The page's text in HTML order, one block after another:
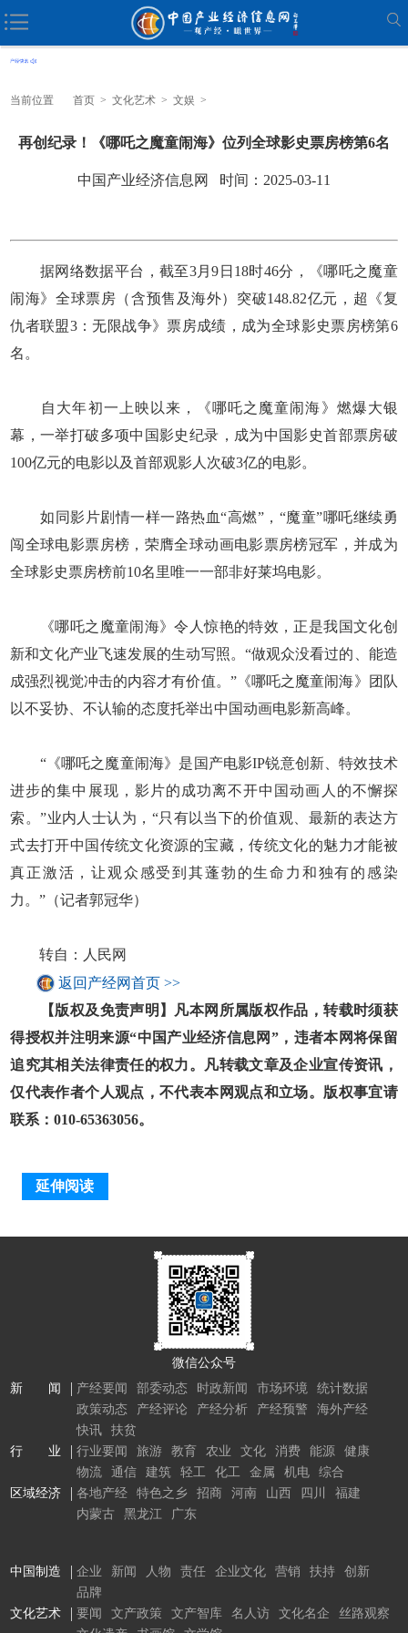
当前位置 首页 > 文化艺术 > 文娱 >
再创纪录！《哪吒之魔童闹海》位列全球影史票房榜第6名
中国产业经济信息网 时间：2025-03-11
据网络数据平台，截至3月9日18时46分，《哪吒之魔童
闹海》全球票房（含预售及海外）突破148.82亿元，超《复
仇者联盟3：无限战争》票房成绩，成为全球影史票房榜第6
名。
自大年初一上映以来，《哪吒之魔童闹海》燃爆大银
幕，一举打破多项中国影史纪录，成为中国影史首部票房破
100亿元的电影以及首部观影人次破3亿的电影。
如同影片剧情一样一路热血“高燃”，“魔童”哪吒继续勇
闯全球电影票房榜，荣膺全球动画电影票房榜冠军，并成为
全球影史票房榜前10名里唯一一部非好莱坞电影。
《哪吒之魔童闹海》令人惊艳的特效，正是我国文化创
新和文化产业飞速发展的生动写照。“做观众没看过的、能造
成强烈视觉冲击的内容才有价值。”《哪吒之魔童闹海》团队
以不妥协、不认输的态度托举出中国动画电影新高峰。
“《哪吒之魔童闹海》是国产电影IP锐意创新、特效技术
进步的集中展现，影片的成功离不开中国动画人的不懈探
索。”业内人士认为，“只有以当下的价值观、最新的表达方
式去打开中国传统文化资源的宝藏，传统文化的魅力才能被
真正激活，让观众感受到其蓬勃的生命力和独有的感染
力。”（记者郭冠华）
转自：人民网
返回产经网首页 >>
【版权及免责声明】凡本网所属版权作品，转载时须获
得授权并注明来源“中国产业经济信息网”，违者本网将保留
追究其相关法律责任的权力。凡转载文章及企业宣传资讯，
仅代表作者个人观点，不代表本网观点和立场。版权事宜请
联系：010-65363056。
延伸阅读
微信公众号
新 闻
产经要闻 部委动态 时政新闻 市场环境
统计数据
政策动态
产经评论 产经分析 产经预警
海外产经
快讯
扶贫
行 业
行业要闻 旅游 教育 农业 文化 消费 能源
健康
物流
通信 建筑 轻工 化工 金属 机电
综合
区域经济
各地产经 特色之乡 招商 河南 山西 四川
福建
内蒙古
黑龙江 广东
中国制造 企业 新闻 人物 责任 企业文化 营销 扶持
创新
品牌
文化艺术
要闻 文产政策 文产智库 名人访 文化名企
丝路观察